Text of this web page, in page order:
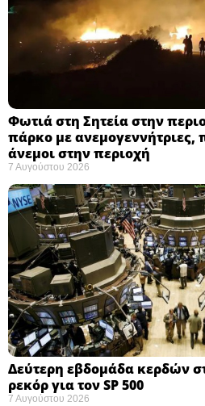
Φωτιά στη Σητεία στην
πάρκο με ανεμογεννήτριες,
άνεμοι στην περιοχή
7 Αυγούστου 2026
Δεύτερη εβδομάδα κερδών
ρεκόρ για τον SP 500
7 Αυγούστου 2026